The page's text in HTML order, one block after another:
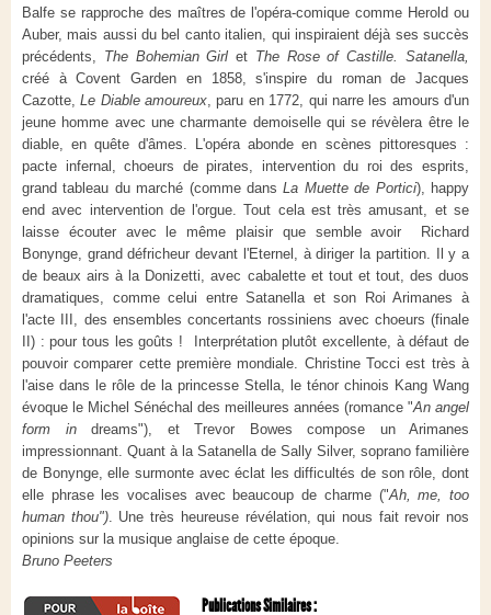
Balfe se rapproche des maîtres de l'opéra-comique comme Herold ou
Auber, mais aussi du bel canto italien, qui inspiraient déjà ses succès
précédents, The Bohemian Girl et The Rose of Castille. Satanella,
créé à Covent Garden en 1858, s'inspire du roman de Jacques
Cazotte,Le Diable amoureux , paru en 1772, qui narre les amours d'un
jeune homme avec une charmante demoiselle qui se révèlera être le
diable
en quête d'âmes. L'opéra abonde en scènes pittoresques :
pacte infernal, choeurs de pirates, intervention du roi des esprits,
grand tableau du marché (comme dansLa Muette de Portici), happy
end avec intervention de l'orgue. Tout cela est très amusant, et se
laisse écouter avec le même plaisir que semble avoir
Richard
Bonynge, grand défricheur devant l'Eternel, à diriger la partition. Il y a
de beaux airs à la Donizetti, avec cabalette et tout et tout, des duos
dramatiques, comme celui entre Satanella et son Roi Arimanes à
l'acte III, des ensembles concertants rossiniens avec choeurs (finale
II) : pour tous les goûts !
Interprétation plutôt excellente, à défaut de
pouvoir comparer cette première mondiale. Christine Tocci est très à
l'aise dans le rôle de la princesse Stella, le ténor chinois Kang Wang
évoque le Michel Sénéchal des meilleures années (romance "An angel
form in dreams"), et Trevor Bowes compose un Arimanes
impressionnant. Quant à la Satanella de Sally Silver, soprano familière
de Bonynge, elle surmonte avec éclat les difficultés de son rôle, dont
elle phrase les vocalises avec beaucoup de charme ("Ah, me, too
human thou").
Une très heureuse révélation, qui nous fait revoir nos
opinions sur la musique anglaise de cette époque.
Bruno Peeters
Publications Similaires :